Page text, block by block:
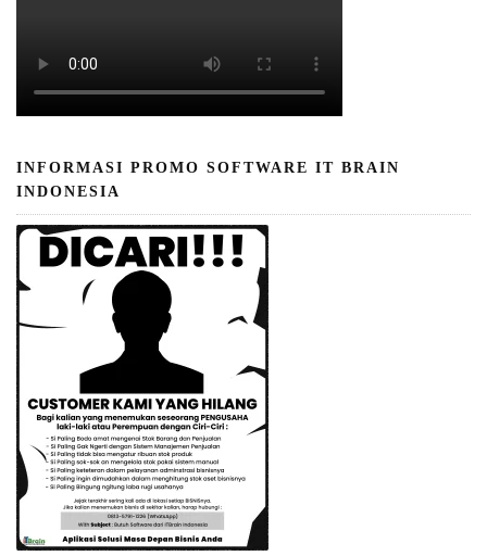
INFORMASI PROMO SOFTWARE IT BRAIN
INDONESIA